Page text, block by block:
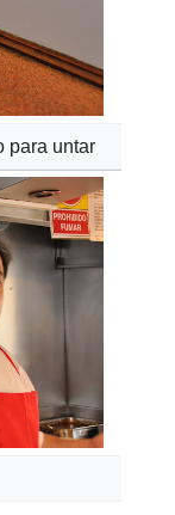
para untar